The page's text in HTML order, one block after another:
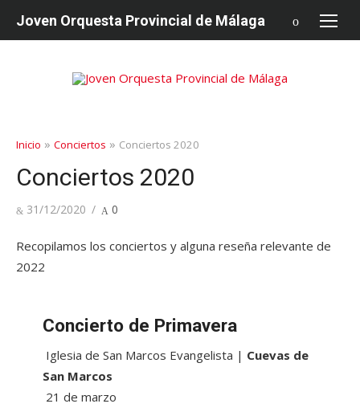
Joven Orquesta Provincial de Málaga
Inicio » Conciertos » Conciertos 2020
Conciertos 2020
Publicado
31/12/2020 0
Recopilamos los conciertos y alguna reseña relevante de
2022
Concierto de Primavera
Iglesia de San Marcos Evangelista | Cuevas de
San Marcos
21 de marzo